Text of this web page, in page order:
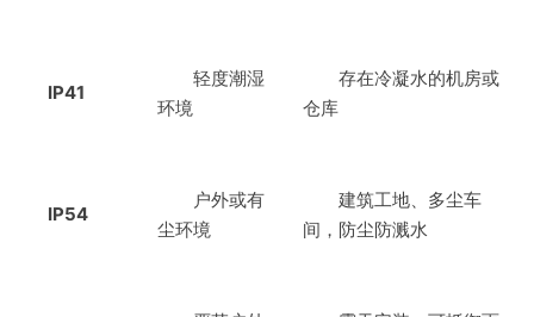
IP41
轻度潮湿
环境
存在冷凝水的机房或
仓库
IP54
户外或有
尘环境
建筑工地、多尘车
间，防尘防溅水